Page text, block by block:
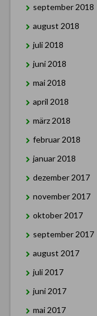
september 2018
august 2018
juli 2018
juni 2018
mai 2018
april 2018
märz 2018
februar 2018
januar 2018
dezember 2017
november 2017
oktober 2017
september 2017
august 2017
juli 2017
juni 2017
mai 2017